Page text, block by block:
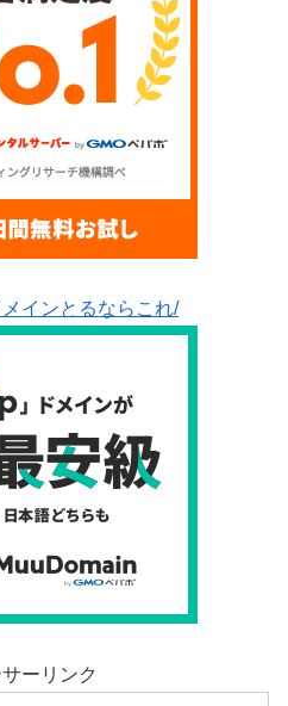
インとるならこれ/
ーリンク